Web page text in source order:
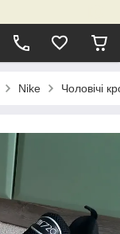
Nike Чоловічі